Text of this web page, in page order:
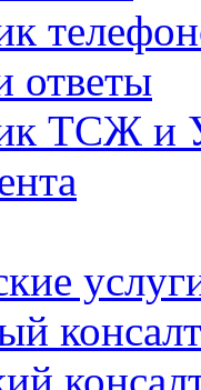
ответы
ТСЖ и